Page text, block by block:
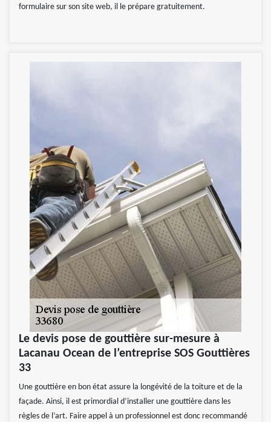
formulaire sur son site web, il le prépare gratuitement.
Le devis pose de gouttière sur-mesure à
Lacanau Ocean de l’entreprise SOS Gouttières
33
Une gouttière en bon état assure la longévité de la toiture et de la
façade. Ainsi, il est primordial d’installer une gouttière dans les
règles de l’art. Faire appel à un professionnel est donc recommandé